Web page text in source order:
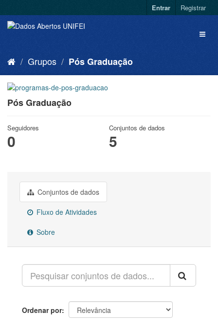
Entrar Registrar
Grupos Pós Graduação
Pós Graduação
Seguidores
0
Conjuntos de dados
5
Conjuntos de dados
Fluxo de Atividades
Sobre
Ordenar por